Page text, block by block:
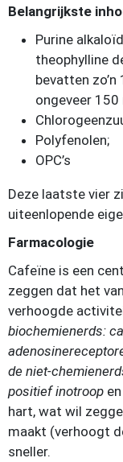
Belangrijkste
Purine
theophylline
bevatten
ongeveer
Polyfenolen;
OPC’s
Deze laatste vier
uiteenlopende
Farmacologie
Cafeïne is een
zeggen dat het
verhoogde
biochemienerds:
de niet-
positief inotroop en
hart, wat wil
maakt (verhoogt
sneller.